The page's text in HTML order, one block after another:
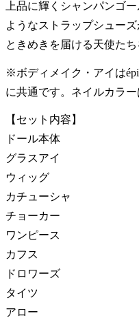
上品に輝くシャンパンゴ
ようなストラップシュー
ときめきを届ける天使た
※ボディメイク・アイは
に共通です。ネイルカラ
【セット内容】
ドール本体
グラスアイ
ウィッグ
カチューシャ
チョーカー
ワンピース
カフス
ドロワーズ
タイツ
アロー